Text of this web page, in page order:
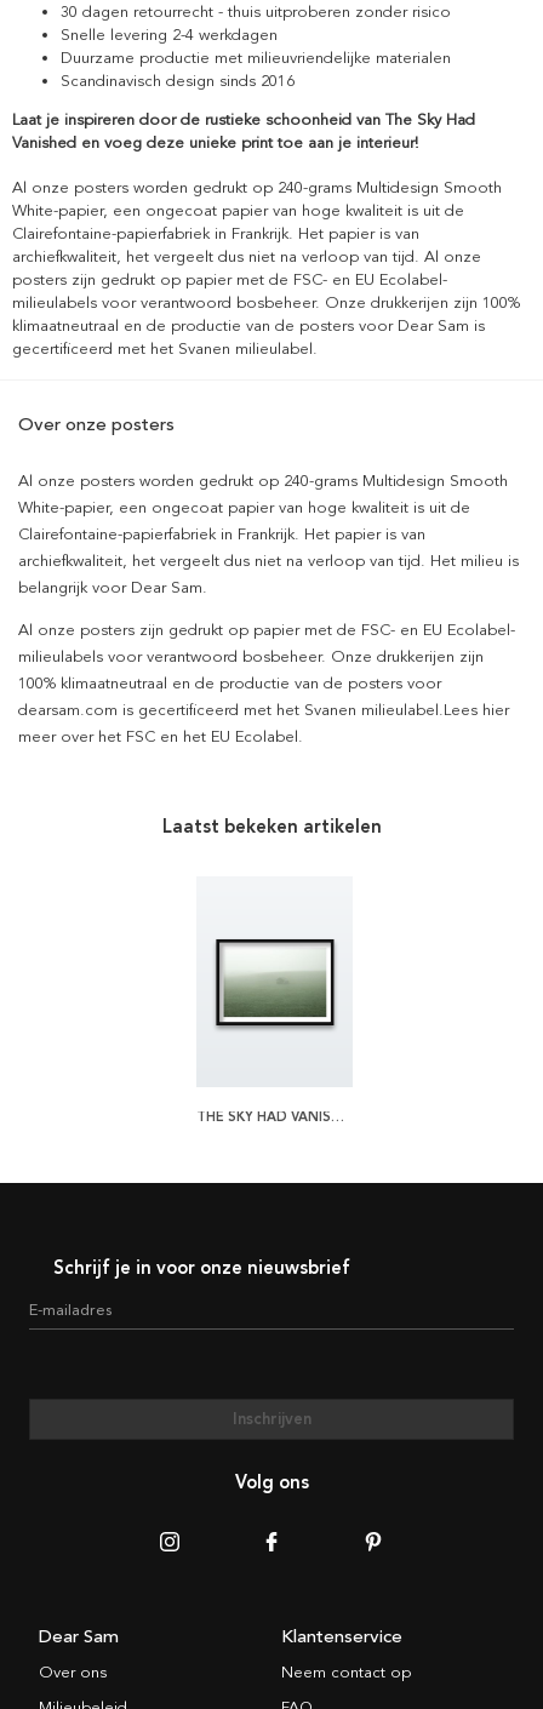
30 dagen retourrecht - thuis uitproberen zonder risico
Snelle levering 2-4 werkdagen
Duurzame productie met milieuvriendelijke materialen
Scandinavisch design sinds 2016
Laat je inspireren door de rustieke schoonheid van The Sky Had
Vanished en voeg deze unieke print toe aan je interieur!
Al onze posters worden gedrukt op 240-grams Multidesign Smooth
White-papier, een ongecoat papier van hoge kwaliteit is uit de
Clairefontaine-papierfabriek in Frankrijk. Het papier is van
archiefkwaliteit, het vergeelt dus niet na verloop van tijd. Al onze
posters zijn gedrukt op papier met de FSC- en EU Ecolabel-
milieulabels voor verantwoord bosbeheer. Onze drukkerijen zijn 100%
klimaatneutraal en de productie van de posters voor Dear Sam is
gecertificeerd met het Svanen milieulabel.
Over onze posters
Al onze posters worden gedrukt op 240-grams Multidesign Smooth
White-papier, een ongecoat papier van hoge kwaliteit is uit de
Clairefontaine-papierfabriek in Frankrijk. Het papier is van
archiefkwaliteit, het vergeelt dus niet na verloop van tijd. Het milieu is
belangrijk voor Dear Sam.
Al onze posters zijn gedrukt op papier met de FSC- en EU Ecolabel-
milieulabels voor verantwoord bosbeheer. Onze drukkerijen zijn
100% klimaatneutraal en de productie van de posters voor
dearsam.com is gecertificeerd met het Svanen milieulabel.Lees hier
meer over het FSC en het EU Ecolabel.
Laatst bekeken artikelen
THE SKY HAD VANISHED POSTER
Schrijf je in voor onze nieuwsbrief
E-mailadres
Inschrijven
Volg ons
Dear Sam
Over ons
Klantenservice
Neem contact op